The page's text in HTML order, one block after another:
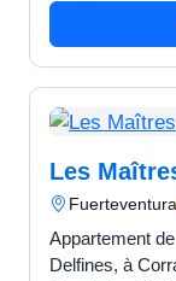
Les
Fuerteventura
Appartement
Delfines, à